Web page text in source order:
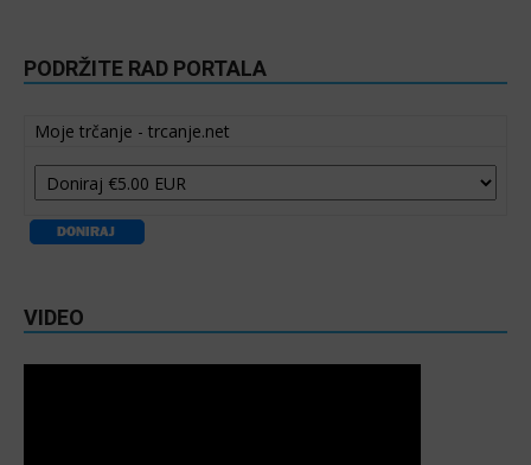
PODRŽITE RAD PORTALA
Moje trčanje - trcanje.net
VIDEO